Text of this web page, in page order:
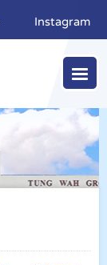
Instagram